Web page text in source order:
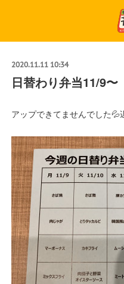
2020.11.11 10:34
日替わり弁当11/9〜
アップできてませんでした💦